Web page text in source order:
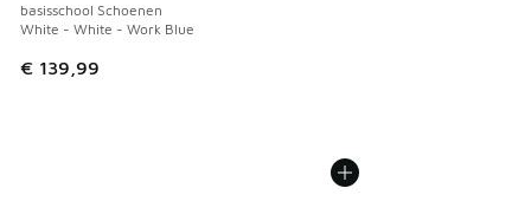
basisschool Schoenen
White - White - Work Blue
€ 139,99